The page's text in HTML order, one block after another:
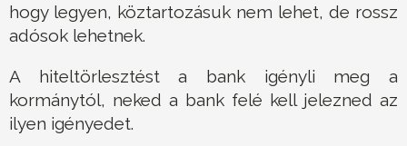
hogy legyen, köztartozásuk nem lehet, de rossz
adósok lehetnek.
A hiteltörlesztést a bank igényli meg a
kormánytól, neked a bank felé kell jelezned az
ilyen igényedet.